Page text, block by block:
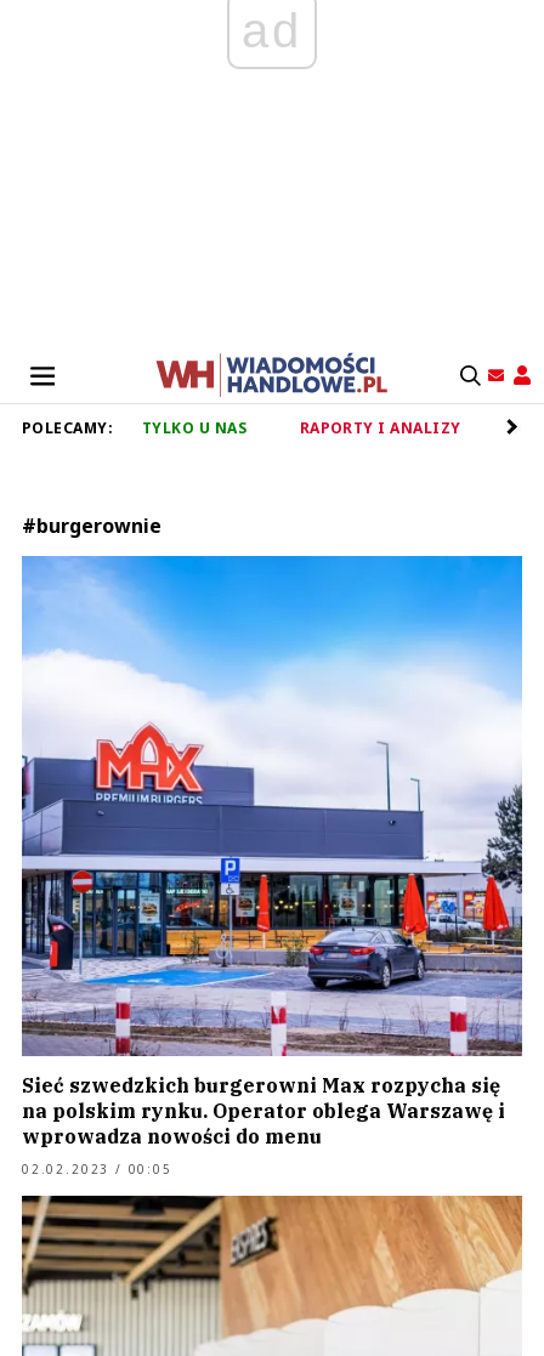
ad
POLECAMY: TYLKO U NAS RAPORTY I ANALIZY
#burgerownie
Sieć szwedzkich burgerowni Max rozpycha się
na polskim rynku. Operator oblega Warszawę i
wprowadza nowości do menu
02.02.2023 / 00:05